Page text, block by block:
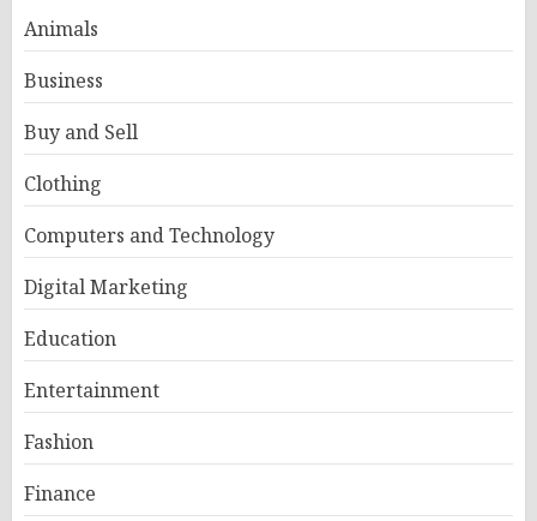
Animals
Business
Buy and Sell
Clothing
Computers and Technology
Digital Marketing
Education
Entertainment
Fashion
Finance